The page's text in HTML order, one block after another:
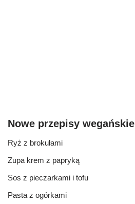
Nowe przepisy wegańskie
Ryż z brokułami
Zupa krem z papryką
Sos z pieczarkami i tofu
Pasta z ogórkami